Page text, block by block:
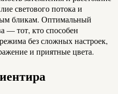
светового потока и
бликам. Оптимальный
— тот, кто способен
без сложных настроек,
и приятные цвета.